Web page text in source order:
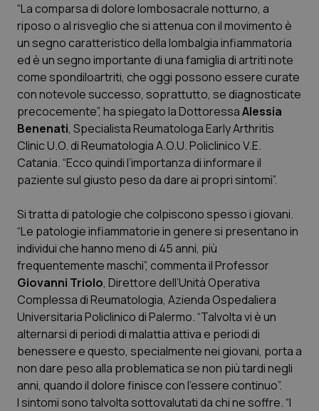
Studi e Analisi
Lettere al direttore
Edizioni Regionali
QS Pro
Professionisti Sanitari.AI
Abruzzo
Basilicata
Calabria
Campania
Emilia-Romagna
Friuli Venezia Giulia
QS Pro Gold
Artrite & artrosi
Asma & BPCO
Car-T
Colesterolo & coronaropatie
Dermatite Atopica
QS Club Newsletter
“La comparsa di dolore lombosacrale notturno, a
riposo o al risveglio che si attenua con il movimento è
un segno caratteristico della lombalgia infiammatoria
ed è un segno importante di una famiglia di artriti note
comespondiloartriti, che oggi possono essere curate
con notevole successo, soprattutto, se diagnosticate
precocemente”, ha spiegato la DottoressaAlessia
Benenati, Specialista Reumatologa Early Arthritis
Clinic U.O. di Reumatologia A.O.U. Policlinico V.E.
Catania. “Ecco quindi l’importanza di informare il
paziente sul giusto peso da dare ai propri sintomi”.
Si tratta di patologie che colpiscono spesso i giovani.
“Le patologie infiammatorie in genere si presentano in
individui che hanno meno di 45 anni, più
frequentemente maschi”, commenta il Professor
Giovanni Triolo, Direttore dell’Unità Operativa
Complessa di Reumatologia, Azienda Ospedaliera
Universitaria Policlinico di Palermo. “Talvolta vi è un
alternarsi di periodi di malattia attiva e periodi di
benessere e questo, specialmente nei giovani, porta a
non dare peso alla problematica se non più tardi negli
anni, quando il dolore finisce con l’essere continuo”.
I sintomi sono talvolta sottovalutati da chi ne soffre. “I